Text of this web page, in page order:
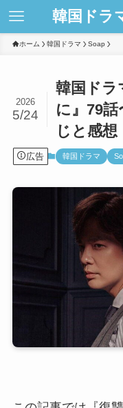
韓国ドラ
ホーム 韓国ドラマ Soap
韓国ドラ
に』79
じと感想
2026
5/24
広告 韓国ドラマ